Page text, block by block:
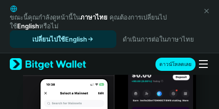
English
日本語
Tiếng Việt
Español (Latinoamérica)
Türkçe
Italiano
ขณะนี้คุณกำลังดูหน้านี้ในภาษาไทย คุณต้องการเปลี่ยนไป
ใช้Englishหรือไม่
เปลี่ยนไปใช้English
ดำเนินการต่อในภาษาไทย
ดาวน์โหลดเลย